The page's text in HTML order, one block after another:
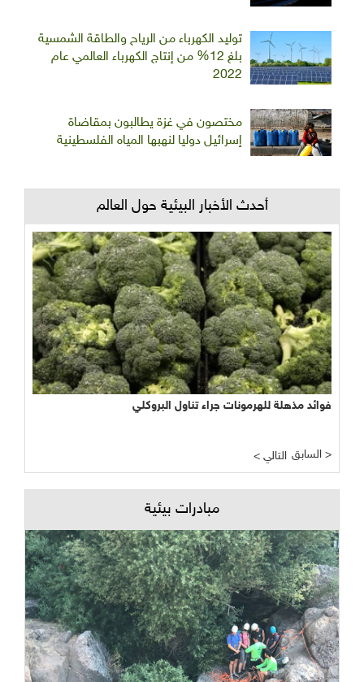
توليد الكهرباء من الرياح والطاقة الشمسية
بلغ 12% من إنتاج الكهرباء العالمي عام
2022
مختصون في غزة يطالبون بمقاضاة
إسرائيل دوليا لنهبها المياه الفلسطينية
أحدث الأخبار البيئية حول العالم
فوائد مذهلة للهرمونات جراء تناول البروكلي
< التالي السابق >
مبادرات بيئية